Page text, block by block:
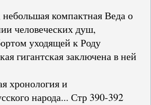
компактная Веда о
человеческих душ,
уходящей к Роду
гигантская заключена в ней
хронология и
народа... Стр 390-392